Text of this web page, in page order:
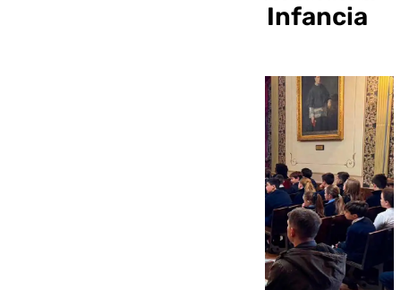
de los Derechos de la Infancia